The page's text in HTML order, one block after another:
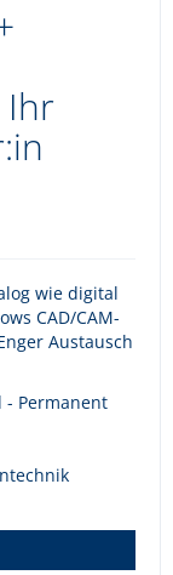
Ihr
wie digital
CAD/CAM-
Austausch
- Permanent